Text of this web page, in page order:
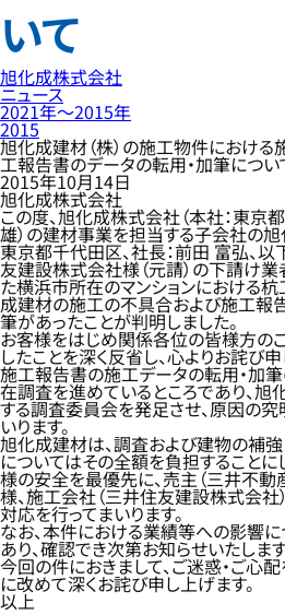
いて
旭化成株式会社
ニュース
2021年〜2015年
2015
旭化成建材（株）の施工物件におけ
工報告書のデータの転用・加筆につい
2015年10月14日
旭化成株式会社
この度、旭化成株式会社（本社：東京
雄）の建材事業を担当する子会社の旭
東京都千代田区、社長：前田 富弘、以
友建設株式会社様（元請）の下請け業
た横浜市所在のマンションにおける
成建材の施工の不具合および施工報
筆があったことが判明しました。
お客様をはじめ関係各位の皆様方の
したことを深く反省し、心よりお詫び申
施工報告書の施工データの転用・加
在調査を進めているところであり、
する調査委員会を発足させ、原因の
いります。
旭化成建材は、調査および建物の補
についてはその全額を負担することに
様の安全を最優先に、売主（三井不動
様、施工会社（三井住友建設株式会社
対応を行ってまいります。
なお、本件における業績等への影響
あり、確認でき次第お知らせいたします
今回の件におきまして、ご迷惑・ご心
に改めて深くお詫び申し上げます。
以上